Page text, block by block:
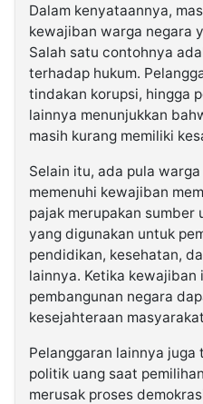
Dalam kenyataannya,
kewajiban warga negara
Salah satu contohnya
terhadap hukum.
tindakan korupsi, hingga
lainnya menunjukkan
masih kurang memiliki
Selain itu, ada pula
memenuhi kewajiban
pajak merupakan sumber
yang digunakan untuk
pendidikan, kesehatan,
lainnya. Ketika kewajiban
pembangunan negara
kesejahteraan
Pelanggaran lainnya
politik uang saat
merusak proses